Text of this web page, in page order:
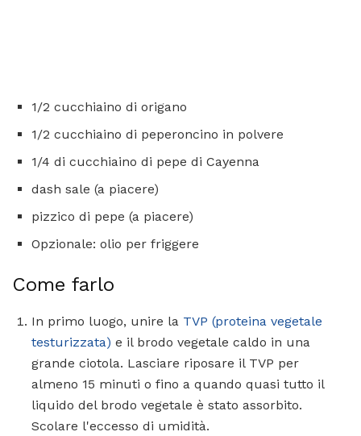
1/2 cucchiaino di origano
1/2 cucchiaino di peperoncino in polvere
1/4 di cucchiaino di pepe di Cayenna
dash sale (a piacere)
pizzico di pepe (a piacere)
Opzionale: olio per friggere
Come farlo
In primo luogo, unire la TVP (proteina vegetale
testurizzata) e il brodo vegetale caldo in una
grande ciotola. Lasciare riposare il TVP per
almeno 15 minuti o fino a quando quasi tutto il
liquido del brodo vegetale è stato assorbito.
Scolare l'eccesso di umidità.